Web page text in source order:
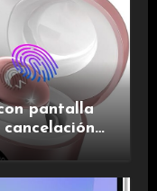
pantalla
de larga